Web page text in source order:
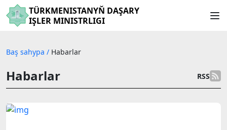
TÜRKMENISTANYŇ DAŞARY
IŞLER MINISTRLIGI
Baş sahypa / Habarlar
Habarlar RSS